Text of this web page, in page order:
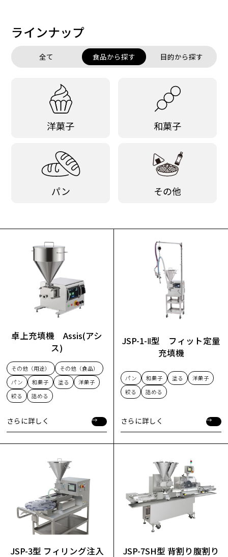
ラインナップ
全て 食品から探す 目的から探す
洋菓子 和菓子
パン その他
卓上充填機 Assis(アシ
ス)
その他（用途）
その他（食品）
パン
和菓子 塗る
洋菓子
絞る
詰める
さらに詳しく
さらに詳しく
JSP-1-Ⅱ型 フィット定量
充填機
パン 和菓子 塗る
洋菓子
絞る
詰める
さらに詳しく
さらに詳しく
JSP-3型 フィリング注入
JSP-7SH型 背割り腹割り